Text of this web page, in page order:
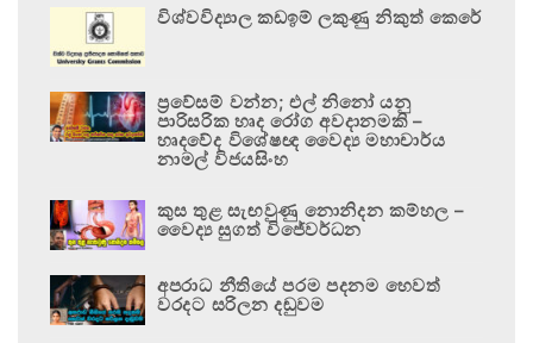
විශ්වවිද්‍යාල කඩඉම් ලකුණු නිකුත් කෙරේ
ප්‍රවේසම් වන්න; එල් නිනෝ යනු
පාරිසරික හෘද රෝග අවදානමකි –
හෘදවේද විශේෂඥ වෛද්‍ය මහාචාර්ය
නාමල් විජයසිංහ
කුස තුළ සැඟවුණු නොනිදන කම්හල –
වෛද්‍ය සුගත් විජේවර්ධන
අපරාධ නීතියේ පරම පදනම හෙවත්
වරදට සරිලන දඬුවම